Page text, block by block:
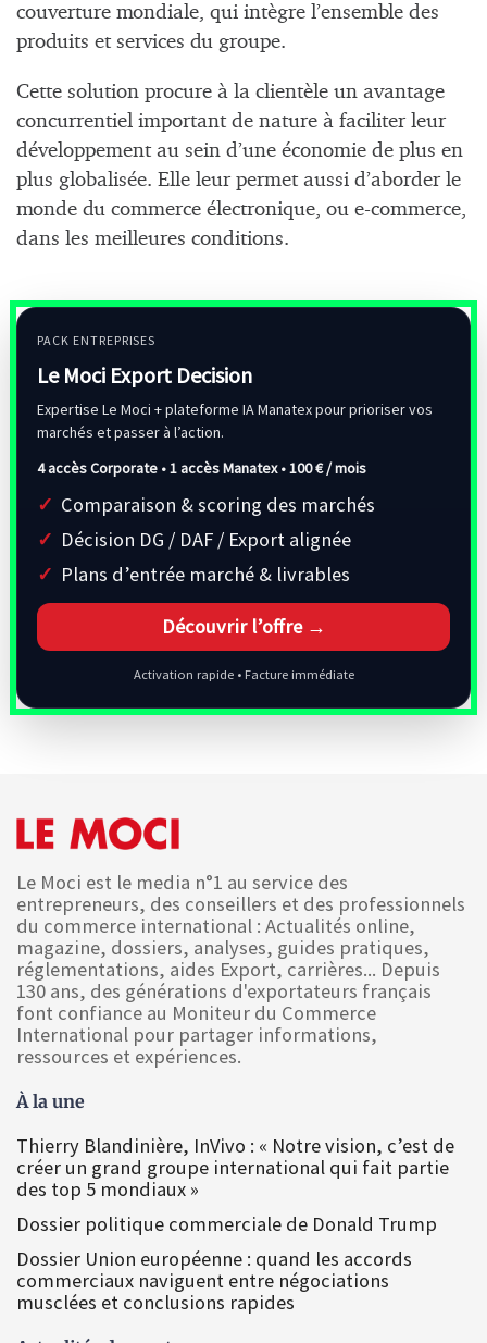
couverture mondiale, qui intègre l’ensemble des
produits et services du groupe.
Cette solution procure à la clientèle un avantage
concurrentiel important de nature à faciliter leur
développement au sein d’une économie de plus en
plus globalisée. Elle leur permet aussi d’aborder le
monde du commerce électronique, ou e-commerce,
dans les meilleures conditions.
PACK ENTREPRISES
Le Moci Export Decision
Expertise Le Moci + plateforme IA Manatex pour prioriser vos
marchés et passer à l’action.
4 accès Corporate • 1 accès Manatex •100 € / mois
Comparaison & scoring des marchés
Décision DG / DAF / Export alignée
Plans d’entrée marché & livrables
Découvrir l’offre →
Activation rapide • Facture immédiate
Le Moci est le media n°1 au service des
entrepreneurs, des conseillers et des professionnels
du commerce international : Actualités online,
magazine, dossiers, analyses, guides pratiques,
réglementations, aides Export, carrières... Depuis
130 ans, des générations d'exportateurs français
font confiance au Moniteur du Commerce
International pour partager informations,
ressources et expériences.
À la une
Thierry Blandinière, InVivo : « Notre vision, c’est de
créer un grand groupe international qui fait partie
des top 5 mondiaux »
Dossier politique commerciale de Donald Trump
Dossier Union européenne : quand les accords
commerciaux naviguent entre négociations
musclées et conclusions rapides